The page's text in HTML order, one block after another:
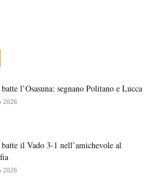
l’Osasuna: segnano Politano e Lucca
2026
il Vado 3-1 nell’amichevole al
2026